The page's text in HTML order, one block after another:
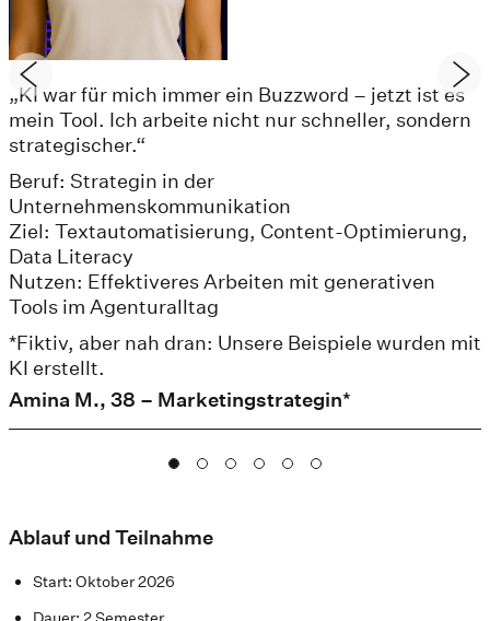
„KI war für mich immer ein Buzzword – jetzt ist es
mein Tool. Ich arbeite nicht nur schneller, sondern
strategischer.“
Beruf: Strategin in der
Unternehmenskommunikation
Ziel: Textautomatisierung, Content-Optimierung,
Data Literacy
Nutzen: Effektiveres Arbeiten mit generativen
Tools im Agenturalltag
*Fiktiv, aber nah dran: Unsere Beispiele wurden mit
KI erstellt.
Amina M., 38 – Marketingstrategin*
Ablauf und Teilnahme
Start: Oktober 2026